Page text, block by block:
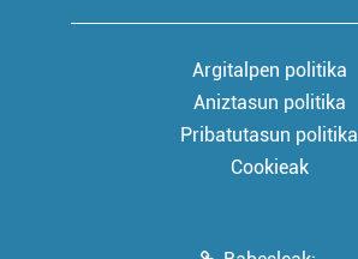
Argitalpen politika
Aniztasun politika
Pribatutasun politika
Cookieak